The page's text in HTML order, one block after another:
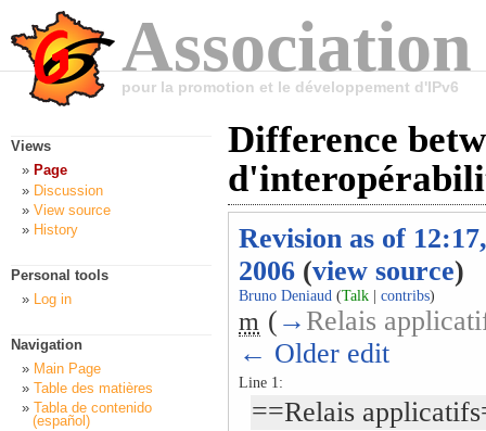
pour la promotion et le développement d'IPv6
Difference
Revision as of
2006 (view source)
Bruno Deniaud (Talk contribs)
m ( → Relais
← Older edit
Line 1:
==Relais
Views
Page
Discussion
View source
History
Personal tools
Log in
Navigation
Main Page
Table des matières
Tabla de contenido
(español)